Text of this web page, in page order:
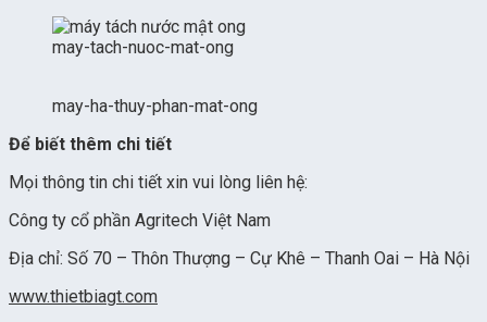
may-tach-nuoc-mat-ong
may-ha-thuy-phan-mat-ong
Để biết thêm chi tiết
Mọi thông tin chi tiết xin vui lòng liên hệ:
Công ty cổ phần Agritech Việt Nam
Địa chỉ: Số 70 – Thôn Thượng – Cự Khê – Thanh Oai – Hà Nội
www.thietbiagt.com